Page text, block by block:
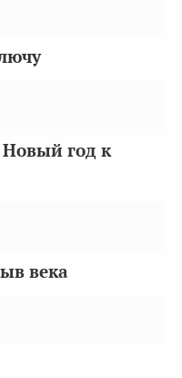
Новый год к
века